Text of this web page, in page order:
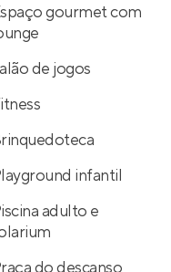
gourmet com
de jogos
infantil
adulto e